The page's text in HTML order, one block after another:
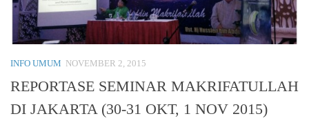
INFO UMUM NOVEMBER 2, 2015
REPORTASE SEMINAR MAKRIFATULLAH
DI JAKARTA (30-31 OKT, 1 NOV 2015)